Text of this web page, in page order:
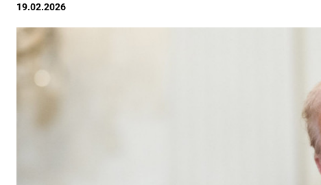
19.02.2026